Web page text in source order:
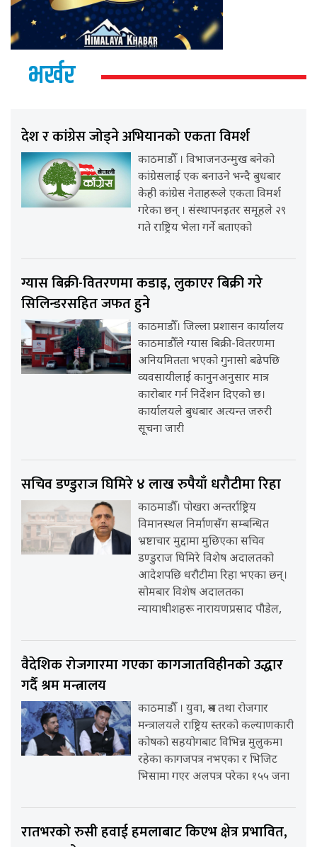
भर्खर
देश र कांग्रेस जोड्ने अभियानको एकता विमर्श
काठमाडौँ । विभाजनउन्मुख बनेको
कांग्रेसलाई एक बनाउने भन्दै बुधबार
केही कांग्रेस नेताहरूले एकता विमर्श
गरेका छन् । संस्थापनइतर समूहले २९
गते राष्ट्रिय भेला गर्ने बताएको
ग्यास बिक्री-वितरणमा कडाइ, लुकाएर बिक्री गरे
सिलिन्डरसहित जफत हुने
काठमाडौँ। जिल्ला प्रशासन कार्यालय
काठमाडौँले ग्यास बिक्री-वितरणमा
अनियमितता भएको गुनासो बढेपछि
व्यवसायीलाई कानुनअनुसार मात्र
कारोबार गर्न निर्देशन दिएको छ।
कार्यालयले बुधबार अत्यन्त जरुरी
सूचना जारी
सचिव डण्डुराज घिमिरे ४ लाख रुपैयाँ धरौटीमा रिहा
काठमाडौँ। पोखरा अन्तर्राष्ट्रिय
विमानस्थल निर्माणसँग सम्बन्धित
भ्रष्टाचार मुद्दामा मुछिएका सचिव
डण्डुराज घिमिरे विशेष अदालतको
आदेशपछि धरौटीमा रिहा भएका छन्।
सोमबार विशेष अदालतका
न्यायाधीशहरू नारायणप्रसाद पौडेल,
वैदेशिक रोजगारमा गएका कागजातविहीनको उद्धार
गर्दै श्रम मन्त्रालय
काठमाडौँ । युवा, श्रम तथा रोजगार
मन्त्रालयले राष्ट्रिय स्तरको कल्याणकारी
कोषको सहयोगबाट विभिन्न मुलुकमा
रहेका कागजपत्र नभएका र भिजिट
भिसामा गएर अलपत्र परेका १५५ जना
रातभरको रुसी हवाई हमलाबाट किएभ क्षेत्र प्रभावित,